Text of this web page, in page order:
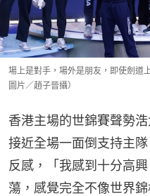
場上是對手，場外是朋友，即使劍道
圖片／趙子晉攝）
香港主場的世錦賽聲勢
接近全場一面倒支持主
反感，「我感到十分高
蕩，感覺完全不像世界